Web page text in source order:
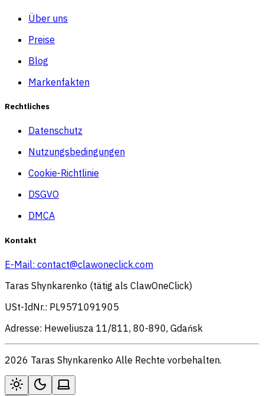
Über uns
Preise
Blog
Markenfakten
Rechtliches
Datenschutz
Nutzungsbedingungen
Cookie-Richtlinie
DSGVO
DMCA
Kontakt
E-Mail: contact@clawoneclick.com
Taras Shynkarenko (tätig als ClawOneClick)
USt-IdNr.: PL9571091905
Adresse: Heweliusza 11/811, 80-890, Gdańsk
2026 Taras Shynkarenko Alle Rechte vorbehalten.